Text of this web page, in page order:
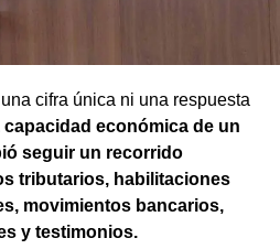
cifra única ni una respuesta
capacidad económica de un
seguir un recorrido
tributarios, habilitaciones
movimientos bancarios,
y testimonios.